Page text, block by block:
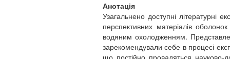
Анотація
Узагальнено доступні літературні
перспективних матеріалів
водяним охолодженням.
зарекомендували себе в процесі
що постійно провадяться науково-